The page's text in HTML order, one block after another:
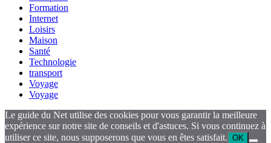
Formation
Internet
Loisirs
Maison
Santé
Technologie
transport
Voyage
Voyage
Le guide du Net utilise des cookies pour vous garantir la meilleure
expérience sur notre site de conseils et d'astuces. Si vous continuez à
utiliser ce site, nous supposerons que vous en êtes satisfait. OK